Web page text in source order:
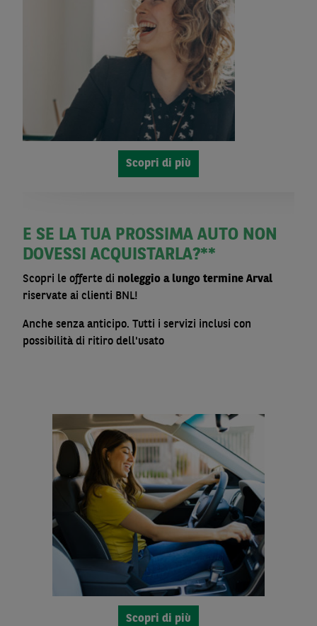
Scopri di più
E SE LA TUA PROSSIMA AUTO NON
DOVESSI ACQUISTARLA?**
Scopri le offerte di noleggio a lungo termine Arval
riservate ai clienti BNL!
Anche senza anticipo. Tutti i servizi inclusi con
possibilità di ritiro dell'usato
Scopri di più